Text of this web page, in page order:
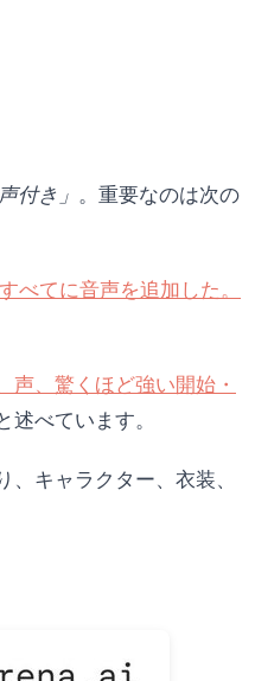
付き」 。重要なのは次の
べてに音声を追加した。
声、驚くほど強い開始・
述べています。
キャラクター、衣装、